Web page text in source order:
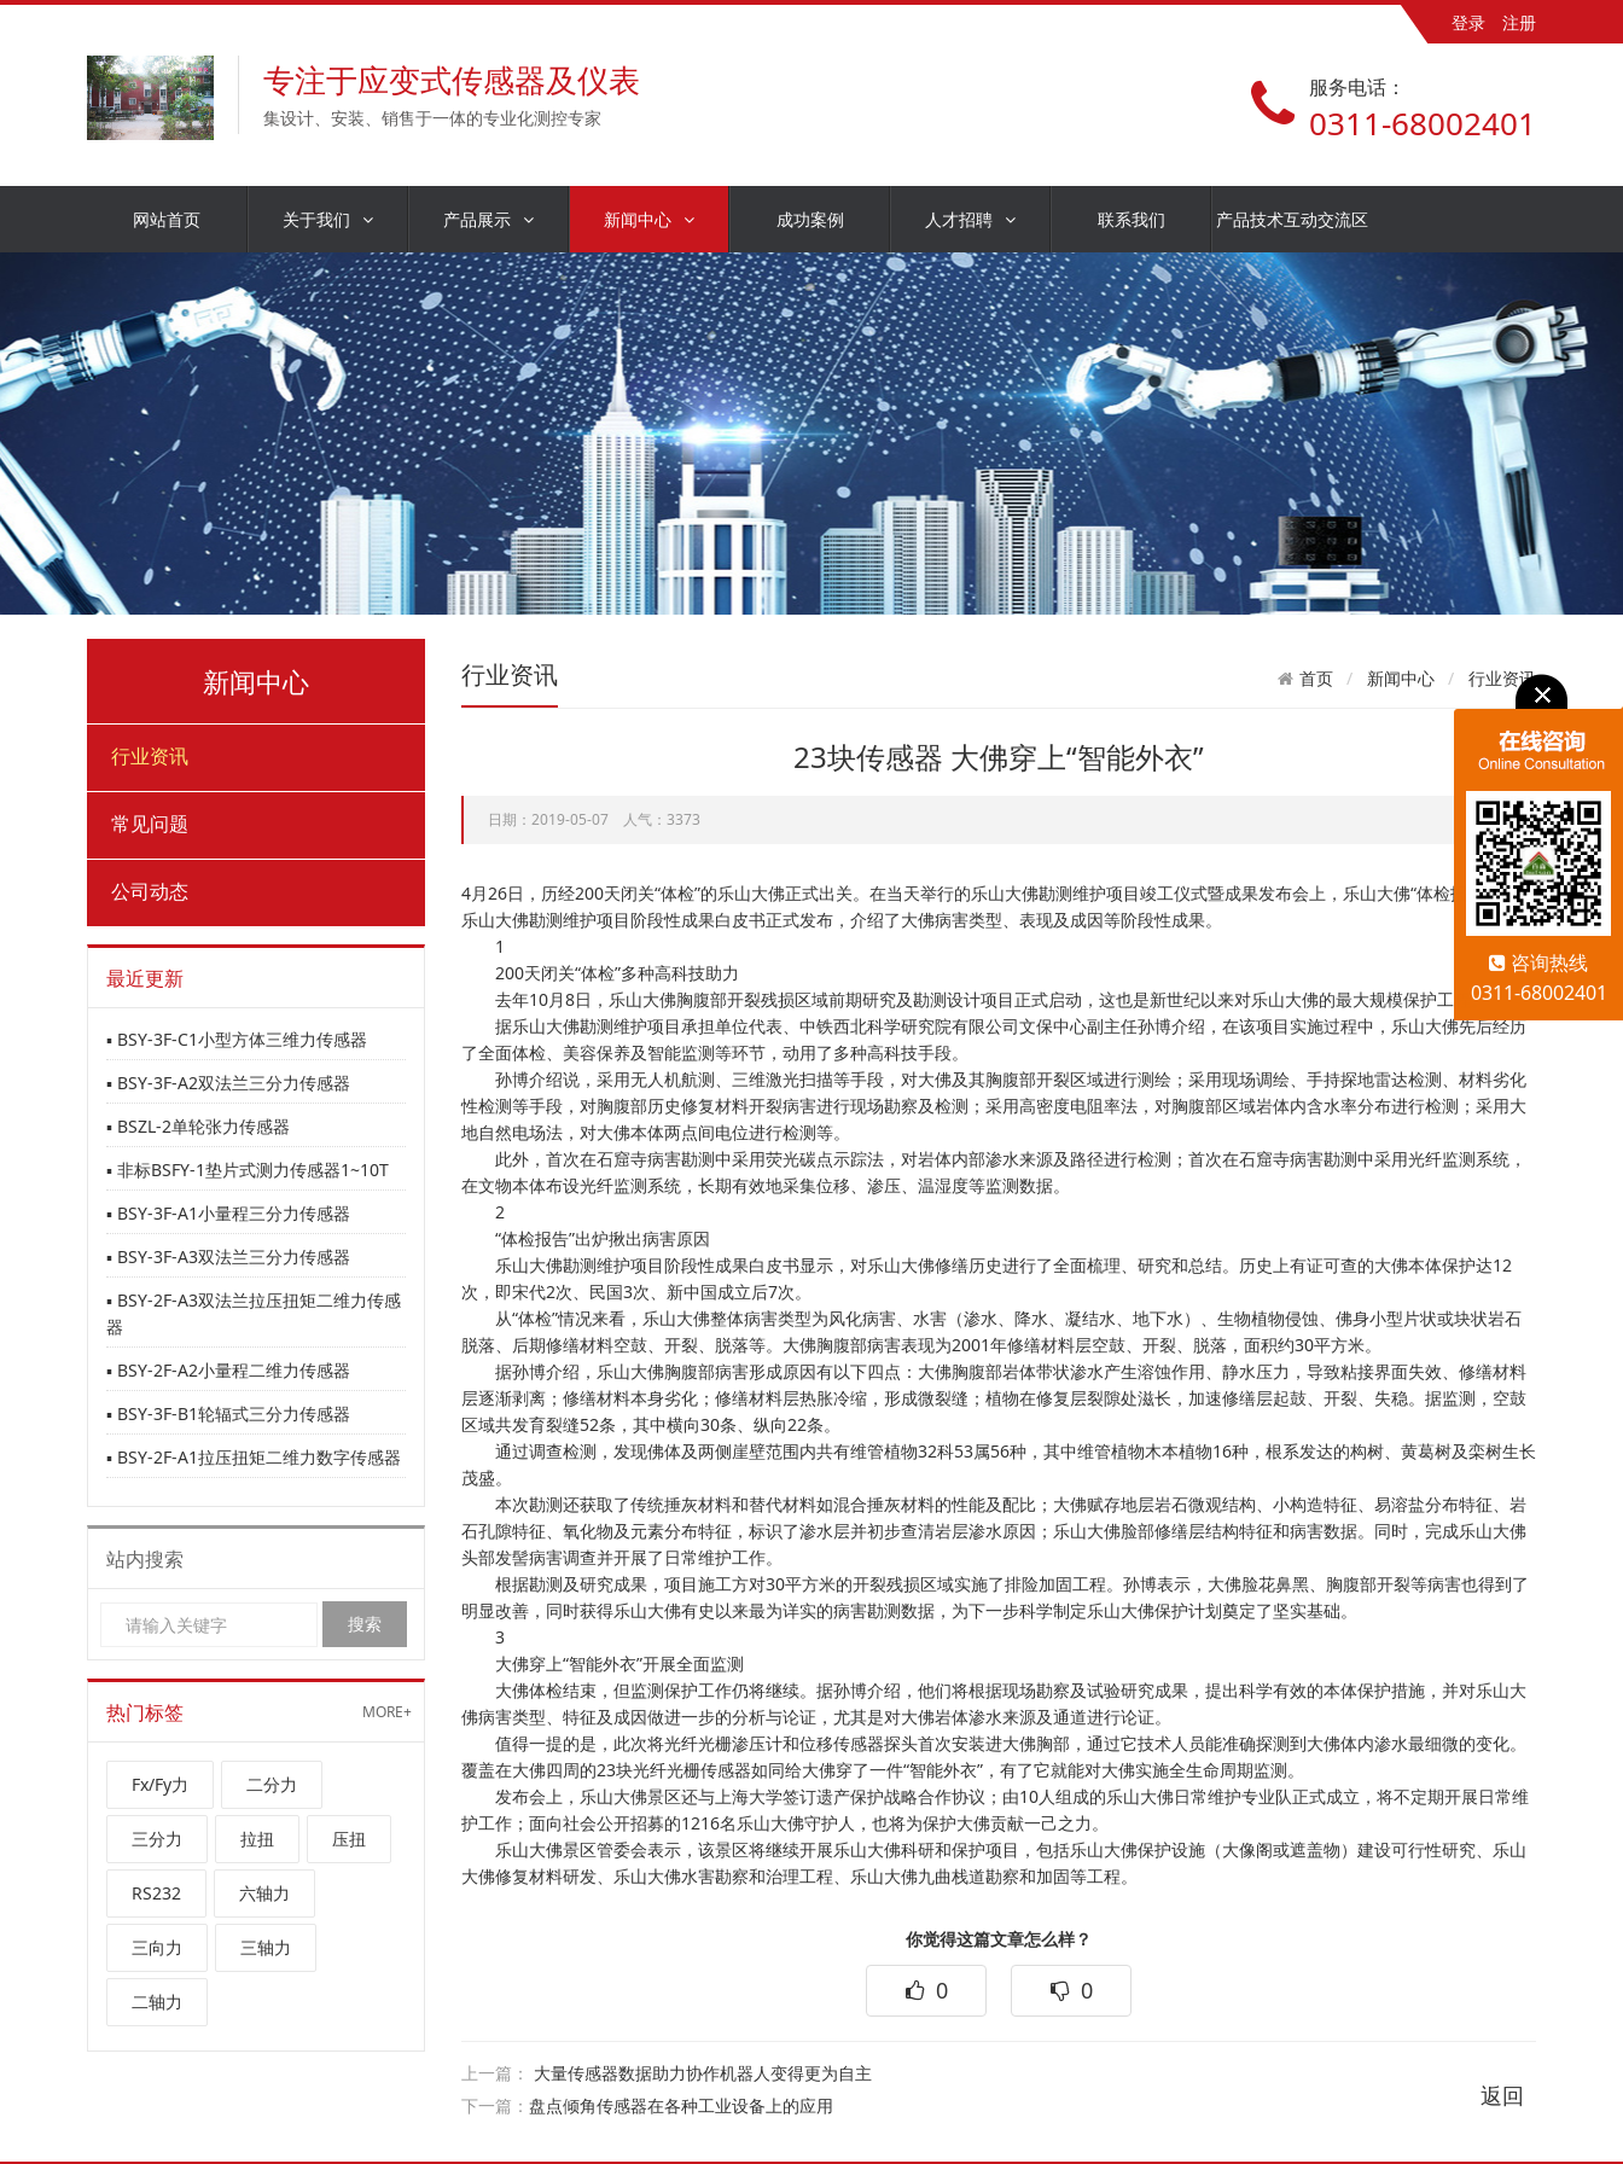
登录 注册
专注于应变式传感器及仪表
集设计、安装、销售于一体的专业化测控专家
服务电话：
0311-68002401
网站首页 关于我们 产品展示 新闻中心 成功案例 人才招聘 联系我们 产品技术互动交流区
新闻中心
行业资讯
常见问题
公司动态
最近更新
▪ BSY-3F-C1小型方体三维力传感器
▪ BSY-3F-A2双法兰三分力传感器
▪ BSZL-2单轮张力传感器
▪ 非标BSFY-1垫片式测力传感器1~10T
▪ BSY-3F-A1小量程三分力传感器
▪ BSY-3F-A3双法兰三分力传感器
▪ BSY-2F-A3双法兰拉压扭矩二维力传感
器
▪ BSY-2F-A2小量程二维力传感器
▪ BSY-3F-B1轮辐式三分力传感器
▪ BSY-2F-A1拉压扭矩二维力数字传感器
站内搜索
MORE+
热门标签
Fx/Fy力 二分力
三分力 拉扭 压扭
RS232 六轴力
三向力 三轴力
二轴力
首页 新闻中心 行业资讯
行业资讯
23块传感器 大佛穿上“智能外衣”
日期：2019-05-07 人气：3373
4月26日，历经200天闭关“体检”的乐山大佛正式出关。在当天举行的乐山大佛勘测维护项目竣工仪式暨成果发布会上，乐山大佛“体检报告”——
乐山大佛勘测维护项目阶段性成果白皮书正式发布，介绍了大佛病害类型、表现及成因等阶段性成果。
1
200天闭关“体检”多种高科技助力
去年10月8日，乐山大佛胸腹部开裂残损区域前期研究及勘测设计项目正式启动，这也是新世纪以来对乐山大佛的最大规模保护工程。
据乐山大佛勘测维护项目承担单位代表、中铁西北科学研究院有限公司文保中心副主任孙博介绍，在该项目实施过程中，乐山大佛先后经历
了全面体检、美容保养及智能监测等环节，动用了多种高科技手段。
孙博介绍说，采用无人机航测、三维激光扫描等手段，对大佛及其胸腹部开裂区域进行测绘；采用现场调绘、手持探地雷达检测、材料劣化
性检测等手段，对胸腹部历史修复材料开裂病害进行现场勘察及检测；采用高密度电阻率法，对胸腹部区域岩体内含水率分布进行检测；采用大
地自然电场法，对大佛本体两点间电位进行检测等。
此外，首次在石窟寺病害勘测中采用荧光碳点示踪法，对岩体内部渗水来源及路径进行检测；首次在石窟寺病害勘测中采用光纤监测系统，
在文物本体布设光纤监测系统，长期有效地采集位移、渗压、温湿度等监测数据。
2
“体检报告”出炉揪出病害原因
乐山大佛勘测维护项目阶段性成果白皮书显示，对乐山大佛修缮历史进行了全面梳理、研究和总结。历史上有证可查的大佛本体保护达12
次，即宋代2次、民国3次、新中国成立后7次。
从“体检”情况来看，乐山大佛整体病害类型为风化病害、水害（渗水、降水、凝结水、地下水）、生物植物侵蚀、佛身小型片状或块状岩石
脱落、后期修缮材料空鼓、开裂、脱落等。大佛胸腹部病害表现为2001年修缮材料层空鼓、开裂、脱落，面积约30平方米。
据孙博介绍，乐山大佛胸腹部病害形成原因有以下四点：大佛胸腹部岩体带状渗水产生溶蚀作用、静水压力，导致粘接界面失效、修缮材料
层逐渐剥离；修缮材料本身劣化；修缮材料层热胀冷缩，形成微裂缝；植物在修复层裂隙处滋长，加速修缮层起鼓、开裂、失稳。据监测，空鼓
区域共发育裂缝52条，其中横向30条、纵向22条。
通过调查检测，发现佛体及两侧崖壁范围内共有维管植物32科53属56种，其中维管植物木本植物16种，根系发达的构树、黄葛树及栾树生长
茂盛。
本次勘测还获取了传统捶灰材料和替代材料如混合捶灰材料的性能及配比；大佛赋存地层岩石微观结构、小构造特征、易溶盐分布特征、岩
石孔隙特征、氧化物及元素分布特征，标识了渗水层并初步查清岩层渗水原因；乐山大佛脸部修缮层结构特征和病害数据。同时，完成乐山大佛
头部发髻病害调查并开展了日常维护工作。
根据勘测及研究成果，项目施工方对30平方米的开裂残损区域实施了排险加固工程。孙博表示，大佛脸花鼻黑、胸腹部开裂等病害也得到了
明显改善，同时获得乐山大佛有史以来最为详实的病害勘测数据，为下一步科学制定乐山大佛保护计划奠定了坚实基础。
3
大佛穿上“智能外衣”开展全面监测
大佛体检结束，但监测保护工作仍将继续。据孙博介绍，他们将根据现场勘察及试验研究成果，提出科学有效的本体保护措施，并对乐山大
佛病害类型、特征及成因做进一步的分析与论证，尤其是对大佛岩体渗水来源及通道进行论证。
值得一提的是，此次将光纤光栅渗压计和位移传感器探头首次安装进大佛胸部，通过它技术人员能准确探测到大佛体内渗水最细微的变化。
覆盖在大佛四周的23块光纤光栅传感器如同给大佛穿了一件“智能外衣”，有了它就能对大佛实施全生命周期监测。
发布会上，乐山大佛景区还与上海大学签订遗产保护战略合作协议；由10人组成的乐山大佛日常维护专业队正式成立，将不定期开展日常维
护工作；面向社会公开招募的1216名乐山大佛守护人，也将为保护大佛贡献一己之力。
乐山大佛景区管委会表示，该景区将继续开展乐山大佛科研和保护项目，包括乐山大佛保护设施（大像阁或遮盖物）建设可行性研究、乐山
大佛修复材料研发、乐山大佛水害勘察和治理工程、乐山大佛九曲栈道勘察和加固等工程。
你觉得这篇文章怎么样？
0 0
上一篇： 大量传感器数据助力协作机器人变得更为自主
下一篇： 盘点倾角传感器在各种工业设备上的应用 返回
咨询热线
0311-68002401